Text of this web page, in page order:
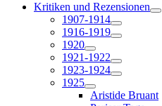
Kritiken und Rezensionen
1907-1914
1916-1919
1920
1921-1922
1923-1924
1925
Aristide Bruant